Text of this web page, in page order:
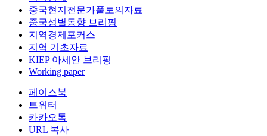
중국현지전문가풀토의자료
중국성별동향 브리핑
지역경제포커스
지역 기초자료
KIEP 아세안 브리핑
Working paper
페이스북
트위터
카카오톡
URL 복사